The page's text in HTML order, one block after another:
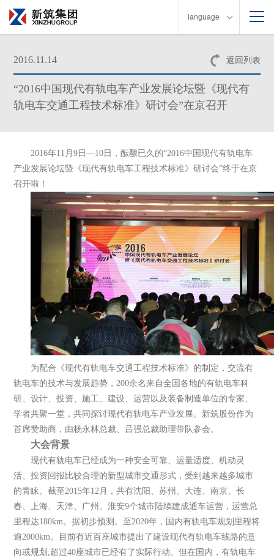
language
返回列表
2016.11.14
“2016中国现代有轨电车产业发展论坛暨《现代有
轨电车交通工程技术标准》研讨会”在京召开
2016年11月9日—10日，酝酿已久的“2016中国现代有轨电车
产业发展论坛暨《现代有轨电车工程技术标准》研讨会”终于在京
召开啦！
为配合《现代有轨电车交通工程技术标准》的制定，交流有
轨电车的技术与发展趋势，200余名来自全国各地的有轨电车科
研、设计、投资、施工、建设、运营以及装备制造单位的专家、
学者共聚一堂，共同探讨现代有轨电车产业发展。新筑股份作为
首席赞助商，由杨永林总裁、吕强总裁助理带队参会。
大会背景
现代有轨电车已经成为一种安全可靠、运量适度、机动灵
活、投资回报比较合理的新型城市交通形式，受到越来越多城市
的青睐。截至2015年12月，共有沈阳、苏州、大连、南京、长
春、上海、天津、广州、淮安9个城市陆续建成通车运营，运营总
里程达180km。据初步预测。至2020年，国内有轨电车规划里程将
逾2000km。目前有近百座城市提出了建设现代有轨电车线路的意
向或规划,超过40座城市已经有了实际行动。但在国内，有轨电车